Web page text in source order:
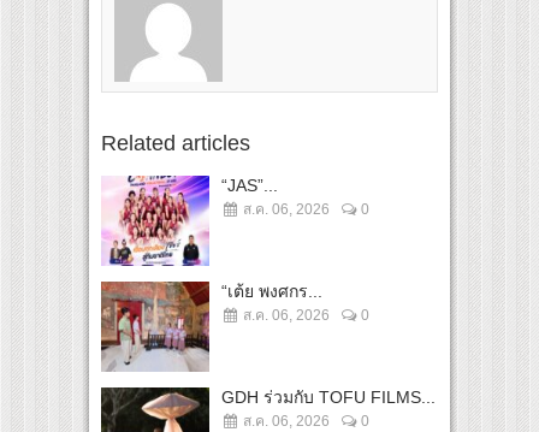
Related articles
“JAS”...
ส.ค. 06, 2026 0
“เต้ย พงศกร...
ส.ค. 06, 2026 0
GDH ร่วมกับ TOFU FILMS...
ส.ค. 06, 2026 0